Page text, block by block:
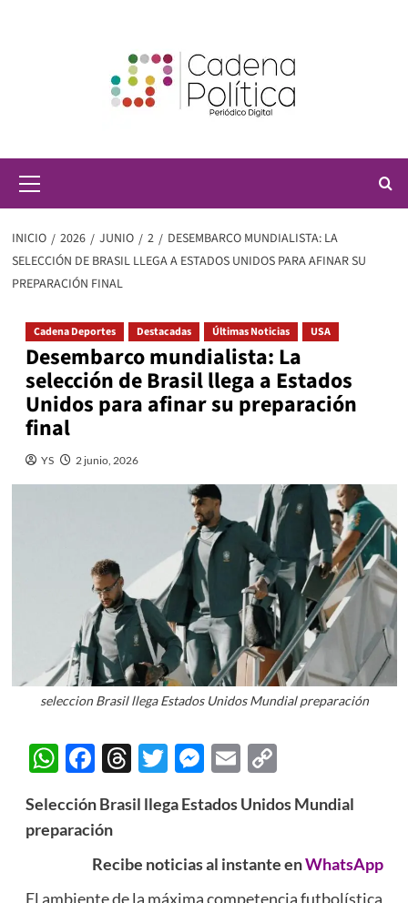
principal
INICIO 2026 JUNIO 2
DESEMBARCO MUNDIALISTA: LA
SELECCIÓN DE BRASIL LLEGA A ESTADOS UNIDOS PARA AFINAR SU
PREPARACIÓN FINAL
Cadena Deportes Destacadas Últimas Noticias USA
Desembarco mundialista: La
selección de Brasil llega a Estados
Unidos para afinar su preparación
final
YS 2 junio, 2026
seleccion Brasil llega Estados Unidos Mundial preparación
WhatsApp
Facebook
Threads
Twitter
Messenger
EmailCopy
Selección Brasil llega Estados Unidos Mundial
preparación
Recibe noticias al instante enWhatsApp
El ambiente de la máxima competencia futbolística